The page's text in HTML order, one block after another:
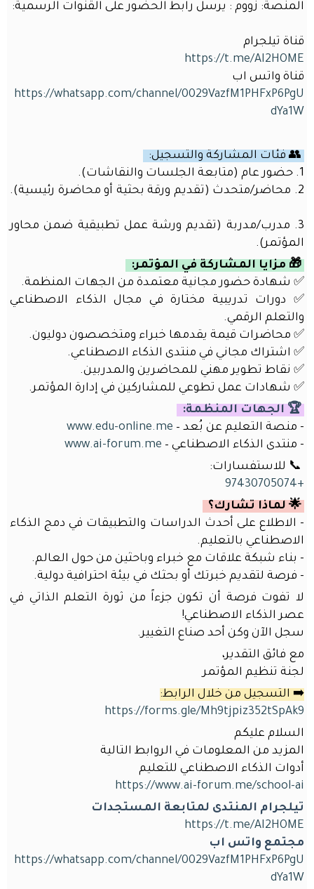
نسيت
كلمـة
المرور؟
نسيت
إنشاء
حساب
جديد
المنصة: زووم : يرسل رابط الحضور على القنوات الرسمية:
قناة تيلجرام
https://t.me/AI2HOME
قناة واتس اب
https://whatsapp.com/channel/0029VazfM1PHFxP6PgU
dYa1W
👥 فئات المشاركة والتسجيل:
1. حضور عام (متابعة الجلسات والنقاشات).
2. محاضر/متحدث (تقديم ورقة بحثية أو محاضرة رئيسية).
3. مدرب/مدربة (تقديم ورشة عمل تطبيقية ضمن محاور
المؤتمر).
🎁 مزايا المشاركة في المؤتمر:
✅ شهادة حضور مجانية معتمدة من الجهات المنظمة.
✅ دورات تدريبية مختارة في مجال الذكاء الاصطناعي
والتعلم الرقمي.
✅ محاضرات قيمة يقدمها خبراء ومتخصصون دوليون.
✅ اشتراك مجاني في منتدى الذكاء الاصطناعي.
✅ نقاط تطوير مهني للمحاضرين والمدربين.
✅ شهادات عمل تطوعي للمشاركين في إدارة المؤتمر.
🏆 الجهات المنظمة:
- منصة التعليم عن بُعد – www.edu-online.me
- منتدى الذكاء الاصطناعي – www.ai-forum.me
📞 للاستفسارات:
+97430705074
🌟 لماذا تشارك؟
- الاطلاع على أحدث الدراسات والتطبيقات في دمج الذكاء
الاصطناعي بالتعليم.
- بناء شبكة علاقات مع خبراء وباحثين من حول العالم.
- فرصة لتقديم خبرتك أو بحثك في بيئة احترافية دولية.
لا تفوت فرصة أن تكون جزءاً من ثورة التعلم الذاتي في
عصر الذكاء الاصطناعي!
سجل الآن وكن أحد صناع التغيير.
مع فائق التقدير،
لجنة تنظيم المؤتمر
➡️ التسجيل من خلال الرابط:
https://forms.gle/Mh9tjpiz352tSpAk9
السلام عليكم
المزيد من المعلومات في الروابط التالية
أدوات الذكاء الاصطناعي للتعليم
https://www.ai-forum.me/school-ai
تيلجرام المنتدى لمتابعة المستجدات
https://t.me/AI2HOME
مجتمع واتس اب
https://whatsapp.com/channel/0029VazfM1PHFxP6PgU
dYa1W